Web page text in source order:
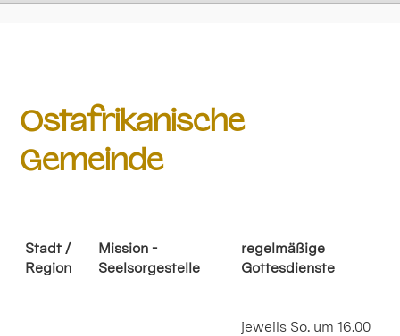
Ostafrikanische
Gemeinde
Stadt /
Region
Mission -
Seelsorgestelle
regelmäßige
Gottesdienste
jeweils So. um 16.00